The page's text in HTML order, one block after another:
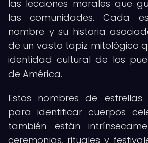
las lecciones morales que
las comunidades. Cada
nombre y su historia
de un vasto tapiz mitológico
identidad cultural de los
de América.
Estos nombres de
para identificar cuerpos
también están
ceremonias, rituales y